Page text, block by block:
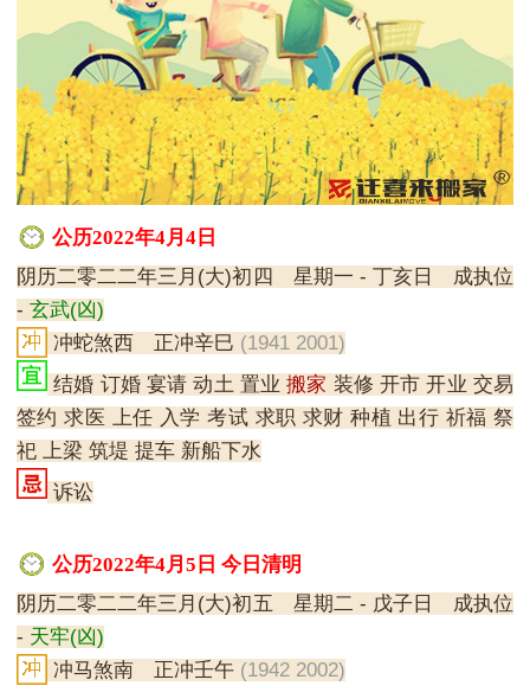
公历2022年4月4日
阴历二零二二年三月(大)初四 星期一 - 丁亥日 成执位
- 玄武(凶)
冲蛇煞西 正冲辛巳 (1941 2001)
结婚 订婚 宴请 动土 置业搬家 装修 开市 开业 交易
签约 求医 上任 入学 考试 求职 求财 种植 出行 祈福 祭
祀 上梁 筑堤 提车 新船下水
诉讼
公历2022年4月5日 今日清明
阴历二零二二年三月(大)初五 星期二 - 戊子日 成执位
- 天牢(凶)
冲马煞南 正冲壬午 (1942 2002)